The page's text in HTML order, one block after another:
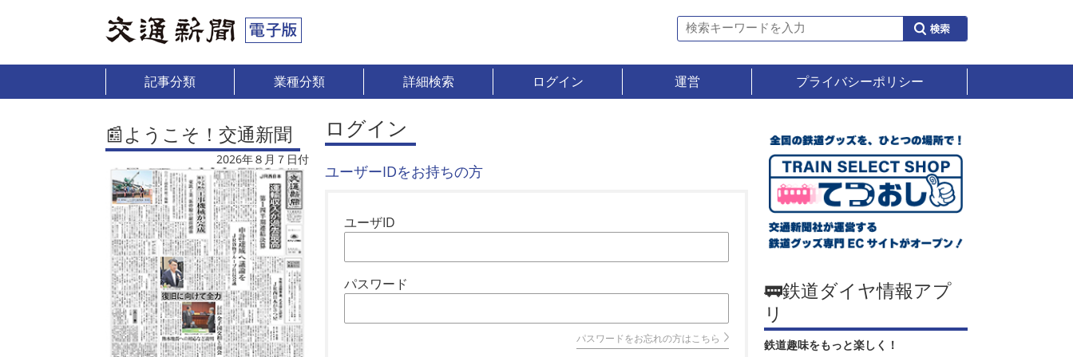
記事分類 業種分類 詳細検索 ログイン 運営 プライバシーポリシー
📰ようこそ！交通新聞
2026年８月７日付
ログイン
ユーザーIDをお持ちの方
ユーザID
パスワード
パスワードをお忘れの方はこちら
🚃鉄道ダイヤ情報アプ
リ
鉄道趣味をもっと楽しく！